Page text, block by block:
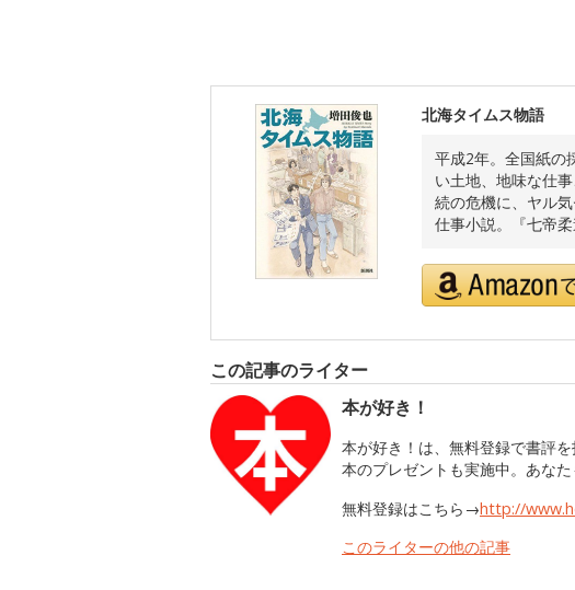
北海タイムス物語
平成2年。全国紙の
い土地、地味な仕
続の危機に、ヤル
仕事小説。『七帝柔
この記事のライター
本が好き！
本が好き！は、無料登録で書評
本のプレゼントも実施中。あな
無料登録はこちら→http://
このライターの他の記事